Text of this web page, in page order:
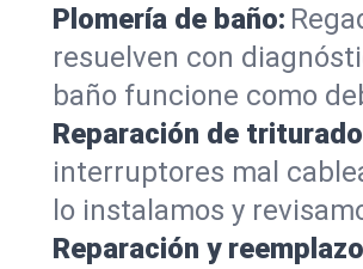
Plomería de baño:
resuelven con
baño funcione como
Reparación de
interruptores mal
lo instalamos y
Reparación y